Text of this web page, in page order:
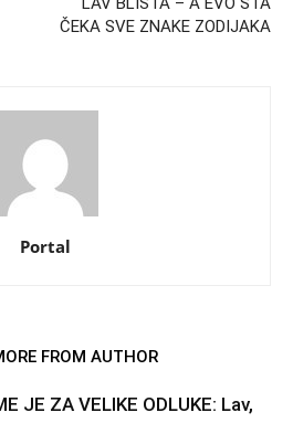
ČEKA SVE ZNAKE ZODIJAKA
Portal
FROM AUTHOR
JE ZA VELIKE ODLUKE: Lav,